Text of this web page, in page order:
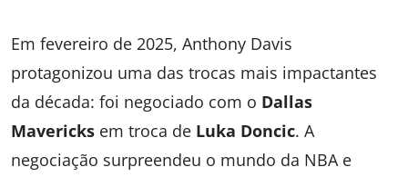
Em fevereiro de 2025, Anthony Davis
protagonizou uma das trocas mais impactantes
da década: foi negociado com o Dallas
Mavericks em troca de Luka Doncic. A
negociação surpreendeu o mundo da NBA e